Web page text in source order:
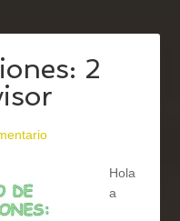
2
Hola
a